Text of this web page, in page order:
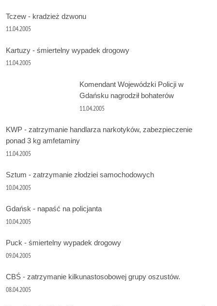
Tczew - kradzież dzwonu
11.04.2005
Kartuzy - śmiertelny wypadek drogowy
11.04.2005
Komendant Wojewódzki Policji w
Gdańsku nagrodził bohaterów
11.04.2005
KWP - zatrzymanie handlarza narkotyków, zabezpieczenie
ponad 3 kg amfetaminy
11.04.2005
Sztum - zatrzymanie złodziei samochodowych
10.04.2005
Gdańsk - napaść na policjanta
10.04.2005
Puck - śmiertelny wypadek drogowy
09.04.2005
CBŚ - zatrzymanie kilkunastosobowej grupy oszustów.
08.04.2005